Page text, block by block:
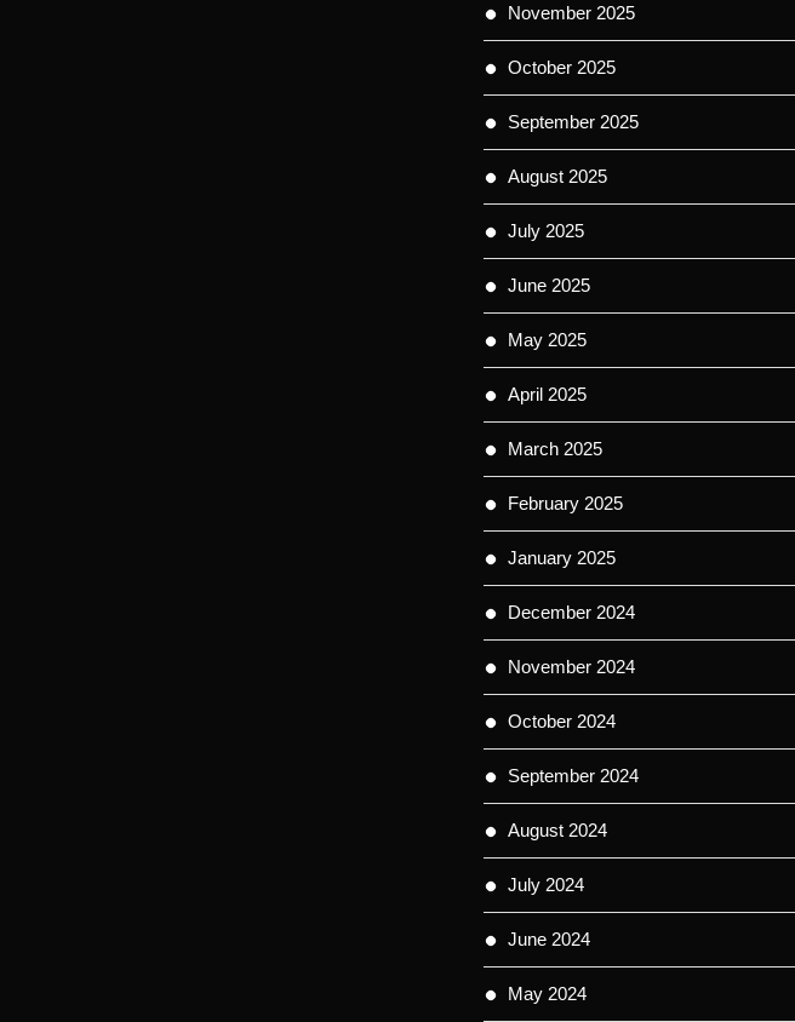
November 2025
October 2025
September 2025
August 2025
July 2025
June 2025
May 2025
April 2025
March 2025
February 2025
January 2025
December 2024
November 2024
October 2024
September 2024
August 2024
July 2024
June 2024
May 2024